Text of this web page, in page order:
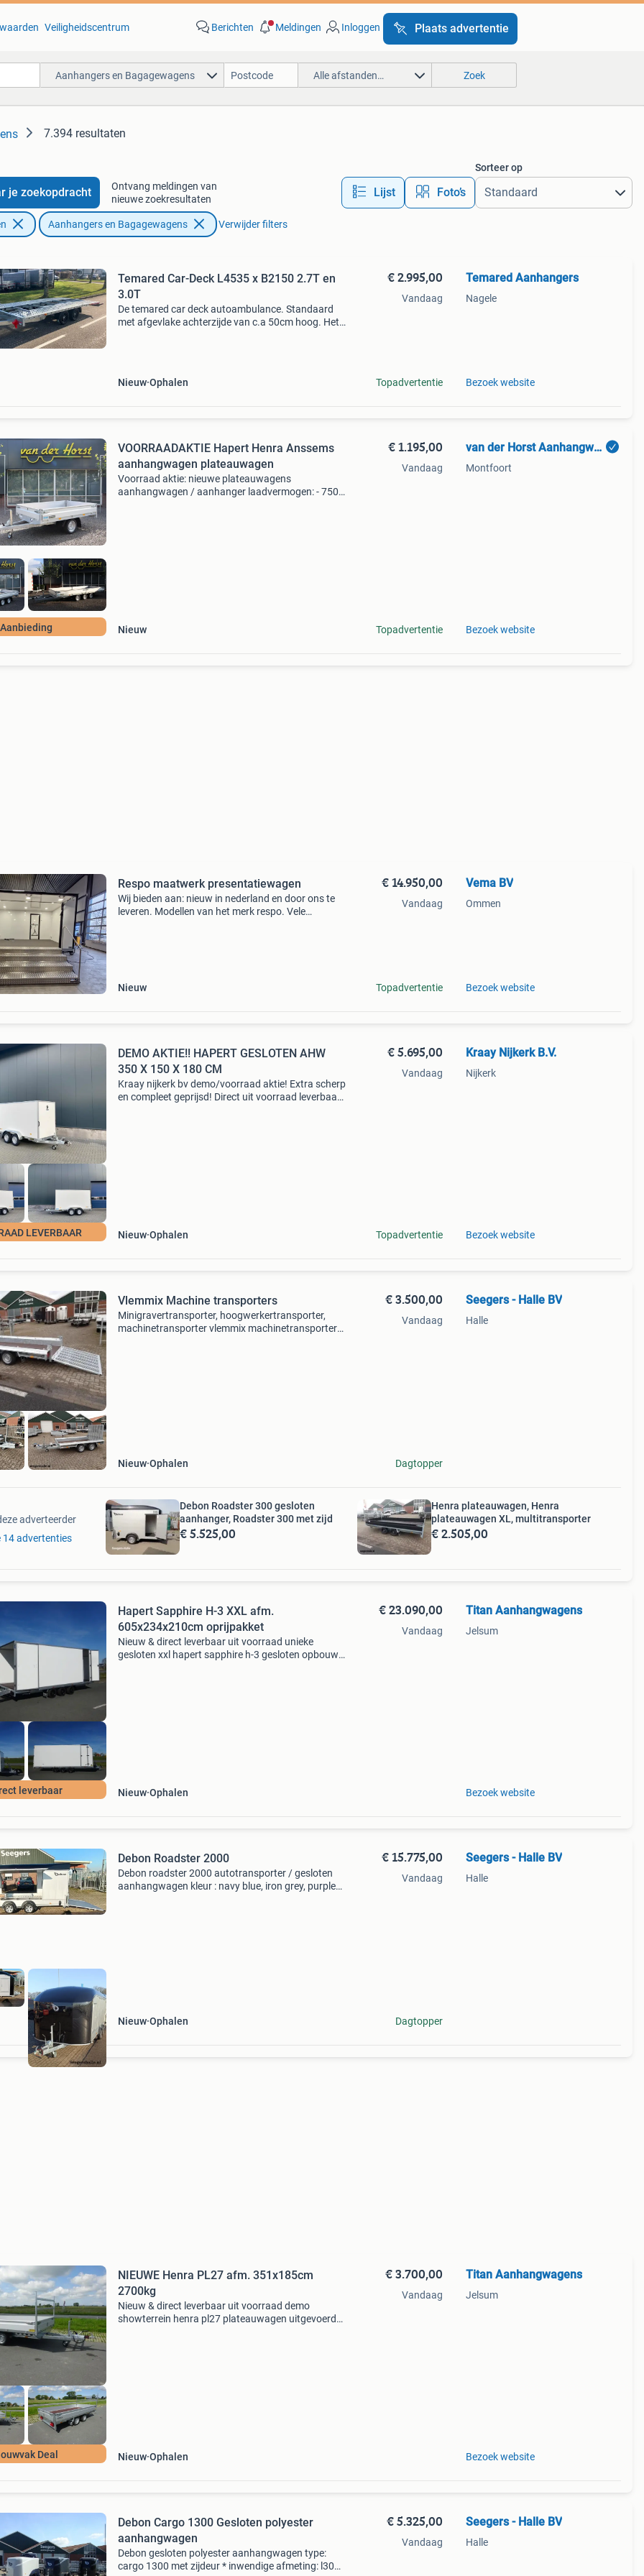
Veiligheidscentrum Berichten Meldingen Inloggen Plaats advertentie
Aanhangers en Bagagewagens Alle afstanden… Zoek
7.394 resultaten
je zoekopdracht
Ontvang meldingen van
nieuwe zoekresultaten
Lijst Foto’s
Sorteer op
Aanhangers en Bagagewagens Verwijder filters
Temared Car-Deck L4535 x B2150 2.7T en
3.0T
De temared car deck autoambulance. Standaard
met afgevlake achterzijde van c.a 50cm hoog. Het
Nieuw Ophalen
€ 2.995,00
Vandaag
Topadvertentie
Temared Aanhangers
Nagele
Bezoek website
Aanbieding
VOORRAADAKTIE Hapert Henra Anssems
aanhangwagen plateauwagen
Voorraad aktie: nieuwe plateauwagens
aanhangwagen / aanhanger laadvermogen: - 750
Nieuw
€ 1.195,00
Vandaag
Topadvertentie
van der Horst Aanhangwagens BV
Montfoort
Bezoek website
Respo maatwerk presentatiewagen
Wij bieden aan: nieuw in nederland en door ons te
leveren. Modellen van het merk respo. Vele
Nieuw
€ 14.950,00
Vandaag
Topadvertentie
Vema BV
Ommen
Bezoek website
LEVERBAAR
DEMO AKTIE!! HAPERT GESLOTEN AHW
350 X 150 X 180 CM
Kraay nijkerk bv demo/voorraad aktie! Extra scherp
en compleet geprijsd! Direct uit voorraad leverbaar!
Nieuw Ophalen
€ 5.695,00
Vandaag
Topadvertentie
Kraay Nijkerk B.V.
Nijkerk
Bezoek website
Vlemmix Machine transporters
Minigravertransporter, hoogwerkertransporter,
machinetransporter vlemmix machinetransporter
Nieuw Ophalen
€ 3.500,00
Vandaag
Dagtopper
Seegers - Halle BV
Halle
adverteerder
14 advertenties
Debon Roadster 300 gesloten
aanhanger, Roadster 300 met zijd
€ 5.525,00
Henra plateauwagen, Henra
plateauwagen XL, multitransporter
€ 2.505,00
leverbaar
Hapert Sapphire H-3 XXL afm.
605x234x210cm oprijpakket
Nieuw & direct leverbaar uit voorraad unieke
gesloten xxl hapert sapphire h-3 gesloten opbouw
Nieuw Ophalen
€ 23.090,00
Vandaag
Titan Aanhangwagens
Jelsum
Bezoek website
Debon Roadster 2000
Debon roadster 2000 autotransporter / gesloten
aanhangwagen kleur : navy blue, iron grey, purple
Nieuw Ophalen
€ 15.775,00
Vandaag
Dagtopper
Seegers - Halle BV
Halle
Deal
NIEUWE Henra PL27 afm. 351x185cm
2700kg
Nieuw & direct leverbaar uit voorraad demo
showterrein henra pl27 plateauwagen uitgevoerd
Nieuw Ophalen
€ 3.700,00
Vandaag
Titan Aanhangwagens
Jelsum
Bezoek website
Debon Cargo 1300 Gesloten polyester
aanhangwagen
Debon gesloten polyester aanhangwagen type:
cargo 1300 met zijdeur * inwendige afmeting: l300
€ 5.325,00
Vandaag
Seegers - Halle BV
Halle